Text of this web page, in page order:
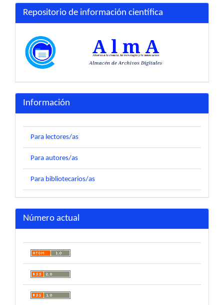
Repositorio de información científica
Información
Para lectores/as
Para autores/as
Para bibliotecarios/as
Número actual